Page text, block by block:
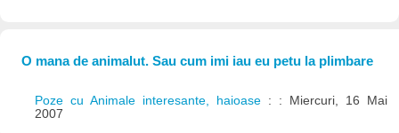
O mana de animalut. Sau cum imi iau eu petu la plimbare
Poze cu Animale interesante, haioase : : Miercuri, 16 Mai
2007